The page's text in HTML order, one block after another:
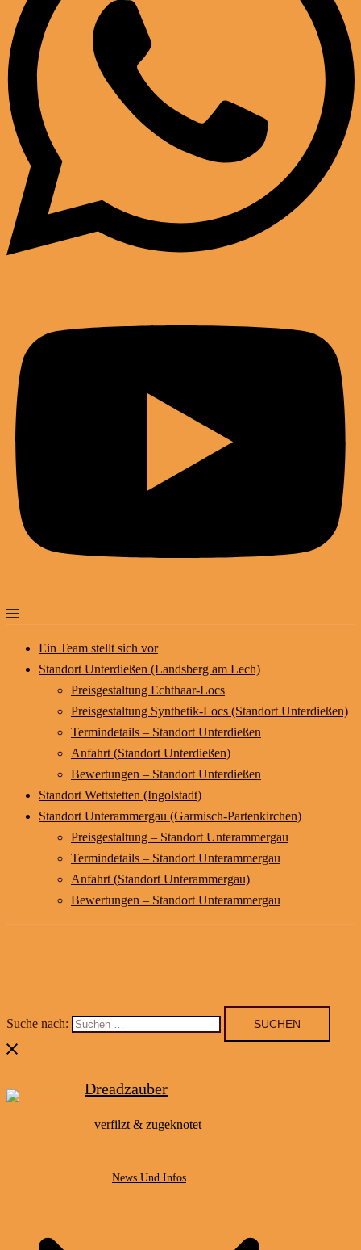
Ein Team stellt sich vor
Standort Unterdießen (Landsberg am Lech)
Preisgestaltung Echthaar-Locs
Preisgestaltung Synthetik-Locs (Standort Unterdießen)
Termindetails – Standort Unterdießen
Anfahrt (Standort Unterdießen)
Bewertungen – Standort Unterdießen
Standort Wettstetten (Ingolstadt)
Standort Unterammergau (Garmisch-Partenkirchen)
Preisgestaltung – Standort Unterammergau
Termindetails – Standort Unterammergau
Anfahrt (Standort Unterammergau)
Bewertungen – Standort Unterammergau
Suche nach:
Dreadzauber
– verfilzt & zugeknotet
News Und Infos